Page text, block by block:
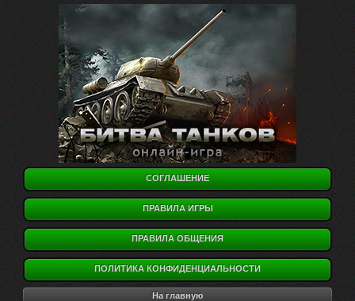
СОГЛАШЕНИЕ
ПРАВИЛА ИГРЫ
ПРАВИЛА ОБЩЕНИЯ
ПОЛИТИКА КОНФИДЕНЦИАЛЬНОСТИ
На главную